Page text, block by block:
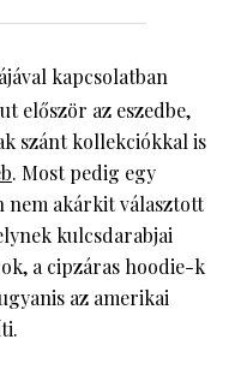
kapcsolatban
először az eszedbe,
szánt kollekciókkal is
. Most pedig egy
nem akárkit választott
kulcsdarabjai
a cipzáras hoodie-k
az amerikai